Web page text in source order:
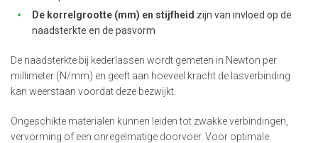
De korrelgrootte (mm) en stijfheid zijn van invloed op de
naadsterkte en de pasvorm
De naadsterkte bij kederlassen wordt gemeten in Newton per
millimeter (N/mm) en geeft aan hoeveel kracht de lasverbinding
kan weerstaan voordat deze bezwijkt.
Ongeschikte materialen kunnen leiden tot zwakke verbindingen,
vervorming of een onregelmatige doorvoer. Voor optimale